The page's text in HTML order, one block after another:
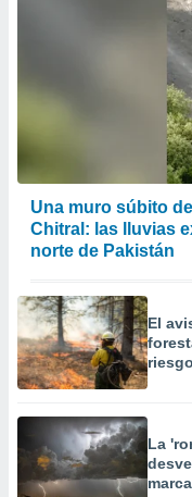
Una muro súbito
Chitral: las lluvias
norte de Pakistán
El
La